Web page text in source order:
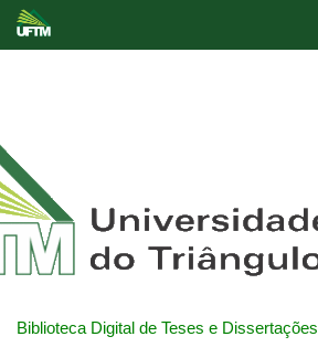
Biblioteca Digital de Teses e Dissertações